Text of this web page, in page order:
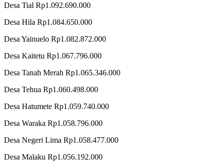
Desa Tial Rp1.092.690.000
Desa Hila Rp1.084.650.000
Desa Yainuelo Rp1.082.872.000
Desa Kaitetu Rp1.067.796.000
Desa Tanah Merah Rp1.065.346.000
Desa Tehua Rp1.060.498.000
Desa Hatumete Rp1.059.740.000
Desa Waraka Rp1.058.796.000
Desa Negeri Lima Rp1.058.477.000
Desa Malaku Rp1.056.192.000